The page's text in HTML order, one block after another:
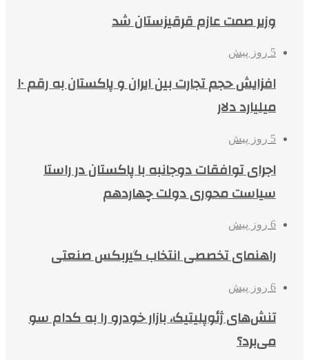
وزیر صمت عازم قرقیزستان شد
5 روز پیش
افزایش حجم تجارت بین ایران و پاکستان به رقم ۱۰
میلیارد دلار
5 روز پیش
اجرای توافقات دوجانبه با پاکستان در راستا
سیاست محوری دولت چهاردهم
6 روز پیش
راهنمای تخصصی انتخاب گیربکس صنعتی
6 روز پیش
تنش‌های ژئوپلیتیک، بازار خودرو را به کدام سو
می‌برد؟